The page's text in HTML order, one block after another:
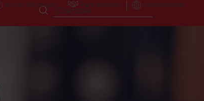
Accès Hôteliers Partnerships International